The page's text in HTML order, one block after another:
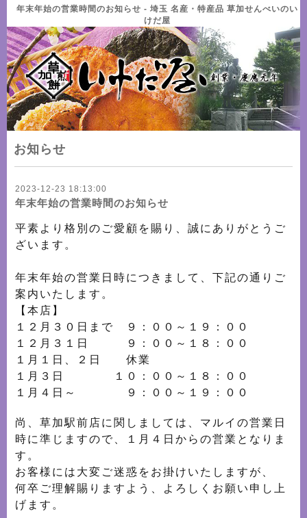
年末年始の営業時間のお知らせ - 埼玉 名産・特産品 草加せんべいのい
けだ屋
お知らせ
2023-12-23 18:13:00
年末年始の営業時間のお知らせ
平素より格別のご愛顧を賜り、誠にありがとうご
ざいます。
年末年始の営業日時につきまして、下記の通りご
案内いたします。
【本店】
１２月３０日まで ９：００～１９：００
１２月３１日 ９：００～１８：００
１月１日、２日 休業
１月３日 １０：００～１８：００
１月４日～ ９：００～１９：００
尚、草加駅前店に関しましては、マルイの営業日
時に準じますので、１月４日からの営業となりま
す。
お客様には大変ご迷惑をお掛けいたしますが、
何卒ご理解賜りますよう、よろしくお願い申し上
げます。